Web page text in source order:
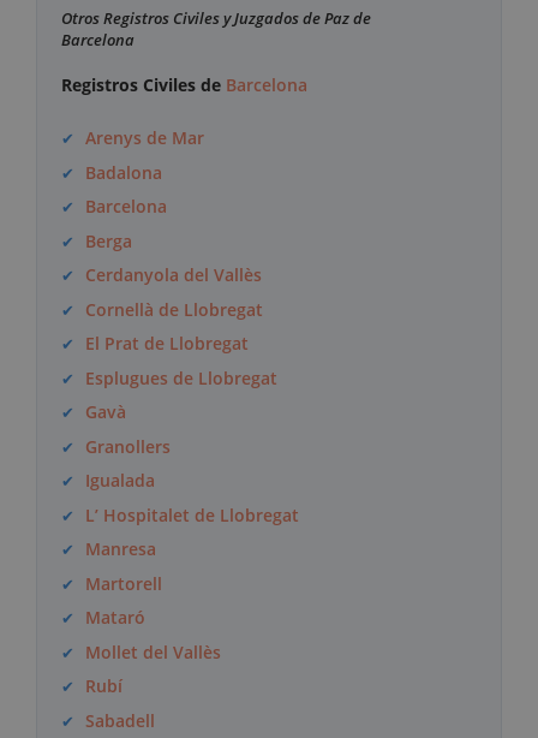
Otros Registros Civiles y Juzgados de Paz de
Barcelona
Registros Civiles de Barcelona
Arenys de Mar
Badalona
Barcelona
Berga
Cerdanyola del Vallès
Cornellà de Llobregat
El Prat de Llobregat
Esplugues de Llobregat
Gavà
Granollers
Igualada
L’ Hospitalet de Llobregat
Manresa
Martorell
Mataró
Mollet del Vallès
Rubí
Sabadell